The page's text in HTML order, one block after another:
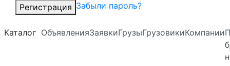
Регистрация Забыли пароль?
Каталог ОбъявленияЗаявкиГрузыГрузовикиКомпании